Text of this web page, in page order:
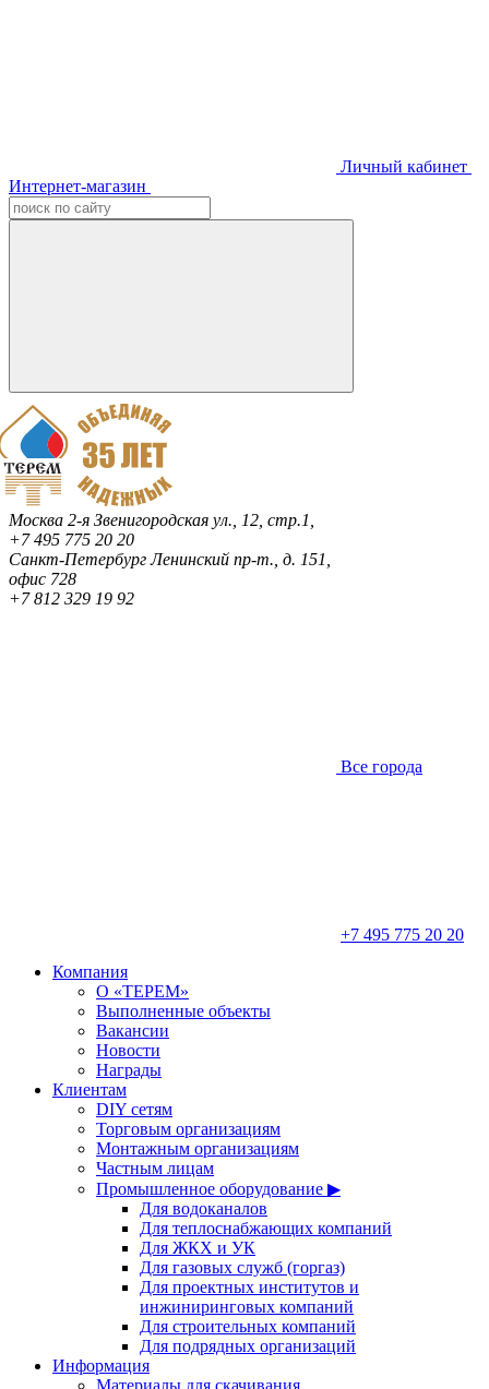
Личный кабинет
Интернет-магазин
Москва 2-я Звенигородская ул., 12, стр.1,
+7 495 775 20 20
Санкт-ПетербургЛенинский пр-т., д. 151,
офис 728
+7 812 329 19 92
Все города
+7 495 775 20 20
Компания
О «ТЕРЕМ»
Выполненные объекты
Вакансии
Новости
Награды
Клиентам
DIY сетям
Торговым организациям
Монтажным организациям
Частным лицам
Промышленное оборудование ▶
Для водоканалов
Для теплоснабжающих компаний
Для ЖКХ и УК
Для газовых служб (горгаз)
Для проектных институтов и
инжиниринговых компаний
Для строительных компаний
Для подрядных организаций
Информация
Материалы для скачивания